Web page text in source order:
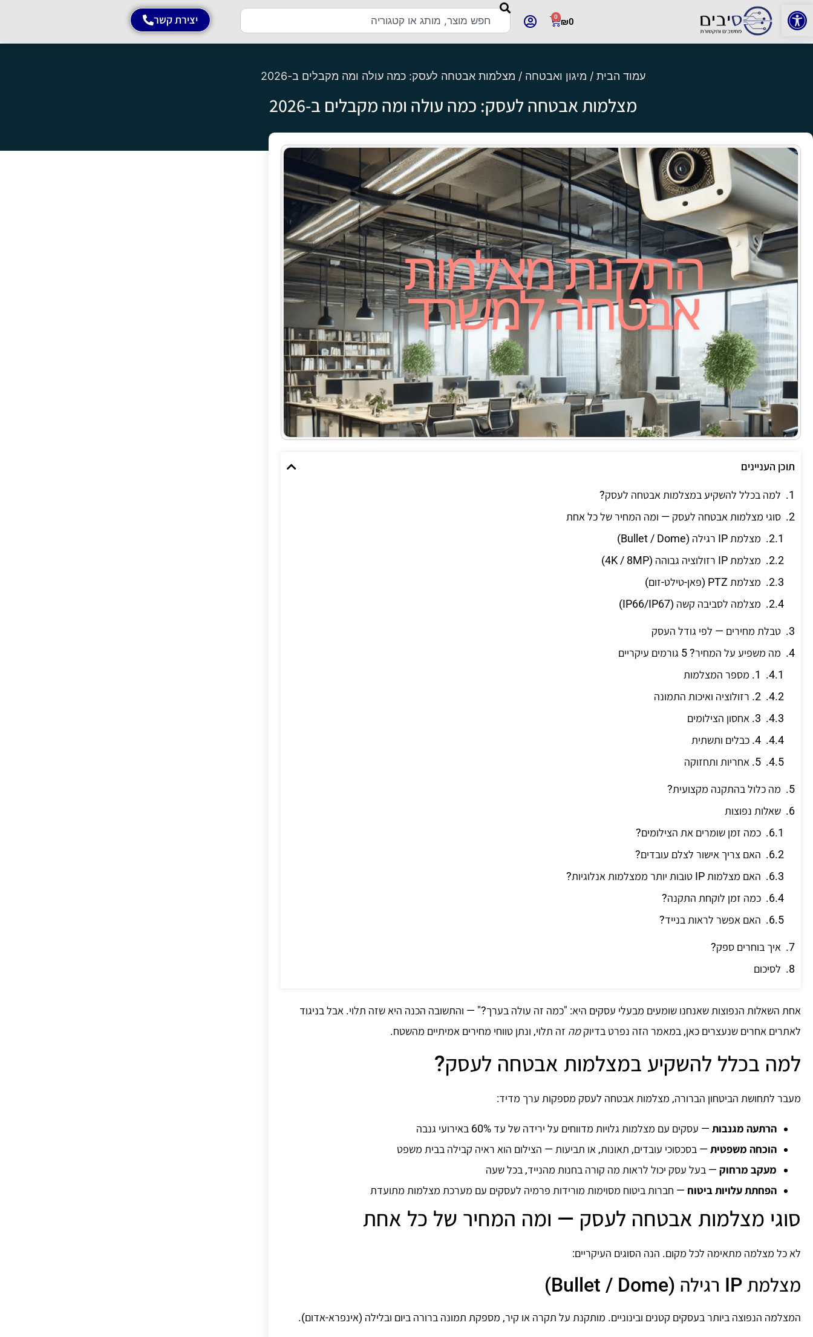
פתח סרגל נגישות ₪0
0 יצירת קשר
עמוד הבית / מיגון ואבטחה / מצלמות אבטחה לעסק: כמה עולה ומה מקבלים ב-2026
מצלמות אבטחה לעסק: כמה עולה ומה מקבלים ב-2026
תוכן העניינים
למה בכלל להשקיע במצלמות אבטחה לעסק?
סוגי מצלמות אבטחה לעסק — ומה המחיר של כל אחת
מצלמת IP רגילה (Bullet / Dome)
מצלמת IP רזולוציה גבוהה (4K / 8MP)
מצלמת PTZ (פאן-טילט-זום)
מצלמה לסביבה קשה (IP66/IP67)
טבלת מחירים — לפי גודל העסק
מה משפיע על המחיר? 5 גורמים עיקריים
1. מספר המצלמות
2. רזולוציה ואיכות התמונה
3. אחסון הצילומים
4. כבלים ותשתית
5. אחריות ותחזוקה
מה כלול בהתקנה מקצועית?
שאלות נפוצות
כמה זמן שומרים את הצילומים?
האם צריך אישור לצלם עובדים?
האם מצלמות IP טובות יותר ממצלמות אנלוגיות?
כמה זמן לוקחת התקנה?
האם אפשר לראות בנייד?
איך בוחרים ספק?
לסיכום
אחת השאלות הנפוצות שאנחנו שומעים מבעלי עסקים היא: "כמה זה עולה בערך?" — והתשובה הכנה היא שזה תלוי. אבל בניגוד
לאתרים אחרים שנעצרים כאן, במאמר הזה נפרט בדיוקמה זה תלוי, ונתן טווחי מחירים אמיתיים מהשטח.
למה בכלל להשקיע במצלמות אבטחה לעסק?
מעבר לתחושת הביטחון הברורה, מצלמות אבטחה לעסק מספקות ערך מדיד:
הרתעה מגנבות — עסקים עם מצלמות גלויות מדווחים על ירידה של עד 60% באירועי גנבה
הוכחה משפטית — בסכסוכי עובדים, תאונות, או תביעות — הצילום הוא ראיה קבילה בבית משפט
מעקב מרחוק — בעל עסק יכול לראות מה קורה בחנות מהנייד, בכל שעה
הפחתת עלויות ביטוח — חברות ביטוח מסוימות מורידות פרמיה לעסקים עם מערכת מצלמות מתועדת
סוגי מצלמות אבטחה לעסק — ומה המחיר של כל אחת
לא כל מצלמה מתאימה לכל מקום. הנה הסוגים העיקריים:
מצלמת IP רגילה (Bullet / Dome)
המצלמה הנפוצה ביותר בעסקים קטנים ובינוניים. מותקנת על תקרה או קיר, מספקת תמונה ברורה ביום ובלילה (אינפרא-אדום).